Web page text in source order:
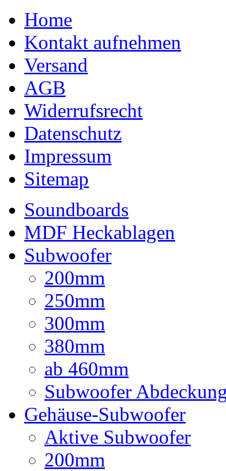
Home
Kontakt aufnehmen
Versand
AGB
Widerrufsrecht
Datenschutz
Impressum
Sitemap
Soundboards
MDF Heckablagen
Subwoofer
200mm
250mm
300mm
380mm
ab 460mm
Subwoofer
Gehäuse-Subwoofer
Aktive Subwoofer
200mm